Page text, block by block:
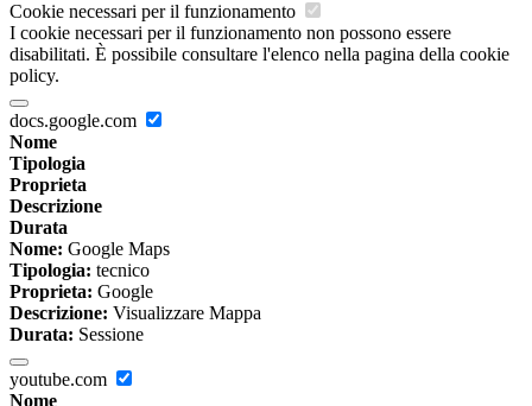
Cookie necessari per il funzionamento
I cookie necessari per il funzionamento non possono essere
disabilitati. È possibile consultare l'elenco nella pagina della cookie
policy.
docs.google.com
Nome
Tipologia
Proprieta
Descrizione
Durata
Nome: Google Maps
Tipologia: tecnico
Proprieta: Google
Descrizione: Visualizzare Mappa
Durata: Sessione
youtube.com
Nome